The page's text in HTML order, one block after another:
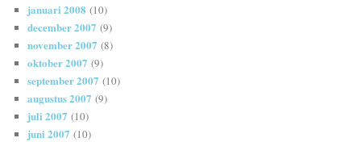
januari 2008 (10)
december 2007 (9)
november 2007 (8)
oktober 2007 (9)
september 2007 (10)
augustus 2007 (9)
juli 2007 (10)
juni 2007 (10)